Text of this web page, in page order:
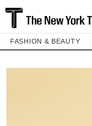
FASHION & BEAUTY